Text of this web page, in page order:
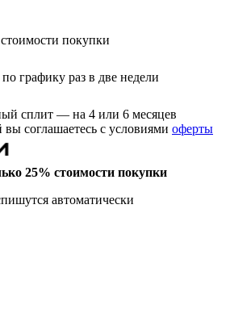
покупки
графику раз в две недели
сплит — на 4 или 6 месяцев
соглашаетесь с условиями оферты
25% стоимости покупки
автоматически